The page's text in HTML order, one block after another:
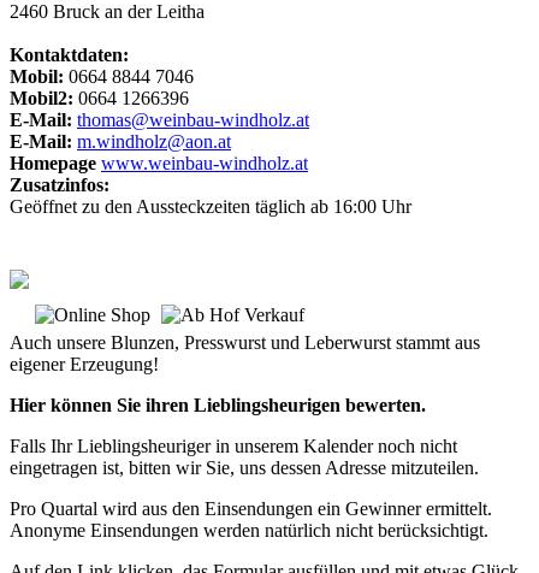
2460 Bruck an der Leitha
Kontaktdaten:
Mobil: 0664 8844 7046
Mobil2: 0664 1266396
E-Mail: thomas@weinbau-windholz.at
E-Mail: m.windholz@aon.at
Homepage www.weinbau-windholz.at
Zusatzinfos:
Geöffnet zu den Aussteckzeiten täglich ab 16:00 Uhr
Auch unsere Blunzen, Presswurst und Leberwurst stammt aus
eigener Erzeugung!
Hier können Sie ihren Lieblingsheurigen bewerten.
Falls Ihr Lieblingsheuriger in unserem Kalender noch nicht
eingetragen ist, bitten wir Sie, uns dessen Adresse mitzuteilen.
Pro Quartal wird aus den Einsendungen ein Gewinner ermittelt.
Anonyme Einsendungen werden natürlich nicht berücksichtigt.